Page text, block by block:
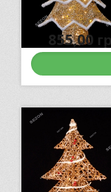
855,00